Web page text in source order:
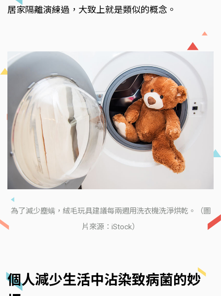
居家隔離演練過，大致上就是類似的概念。
為了減少塵螨，絨毛玩具建議每兩週用洗衣機洗淨烘乾。（圖
片來源：iStock）
個人減少生活中沾染致病菌的妙